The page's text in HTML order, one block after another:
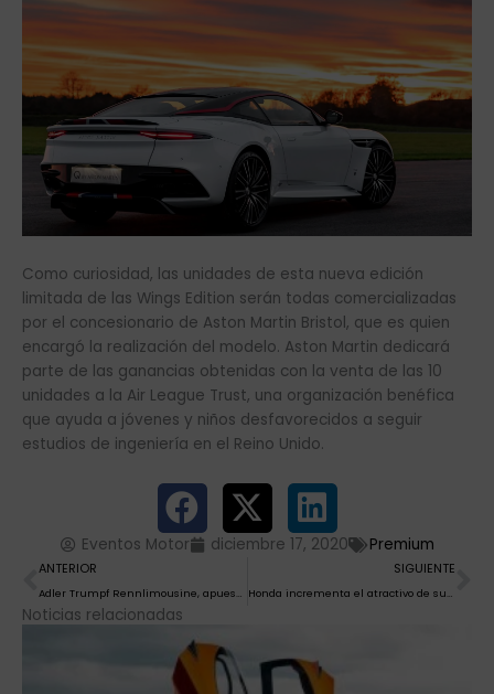
Como curiosidad, las unidades de esta nueva edición
limitada de las Wings Edition serán todas comercializadas
por el concesionario de Aston Martin Bristol, que es quien
encargó la realización del modelo. Aston Martin dedicará
parte de las ganancias obtenidas con la venta de las 10
unidades a la Air League Trust, una organización benéfica
que ayuda a jóvenes y niños desfavorecidos a seguir
estudios de ingeniería en el Reino Unido.
Eventos Motor diciembre 17, 2020 Premium
Ant
ANTERIOR
Adler Trumpf Rennlimousine, apuesta aerodinámica
SIGUIENTE
Honda incrementa el atractivo de su gama Civic Type R
Noticias relacionadas